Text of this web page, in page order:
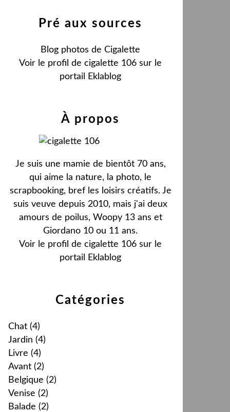
Catégories
Chat (4)
Jardin (4)
Livre (4)
Avant (2)
Belgique (2)
Venise (2)
Balade (2)
Pré aux sources
Blog photos de Cigalette
Voir le profil de cigalette 106 sur le
portail Eklablog
À propos
Je suis une mamie de bientôt 70 ans,
qui aime la nature, la photo, le
scrapbooking, bref les loisirs créatifs. Je
suis veuve depuis 2010, mais j'ai deux
amours de poilus, Woopy 13 ans et
Giordano 10 ou 11 ans.
Voir le profil de cigalette 106 sur le
portail Eklablog